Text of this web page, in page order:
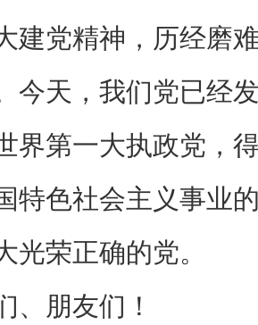
建党精神，历经磨
今天，我们党已经
界第一大执政党，
特色社会主义事业
光荣正确的党。
、朋友们！